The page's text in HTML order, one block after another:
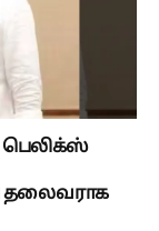
பெலிக்ஸ்